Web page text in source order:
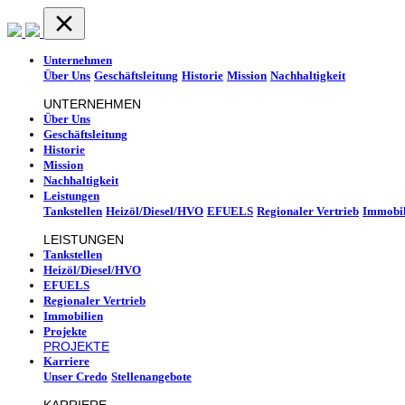
Unternehmen
Über Uns Geschäftsleitung Historie Mission Nachhaltigkeit
UNTERNEHMEN
Über Uns
Geschäftsleitung
Historie
Mission
Nachhaltigkeit
Leistungen
Tankstellen Heizöl/Diesel/HVO EFUELS Regionaler Vertrieb
LEISTUNGEN
Tankstellen
Heizöl/Diesel/HVO
EFUELS
Regionaler Vertrieb
Immobilien
Projekte
PROJEKTE
Karriere
Unser Credo Stellenangebote